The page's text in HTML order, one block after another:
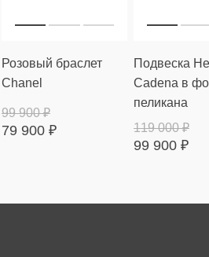
Розовый браслет
Chanel
79 900 ₽
99 900₽
Подвеска
Cadena в
пеликана
99 900 ₽
119 000₽